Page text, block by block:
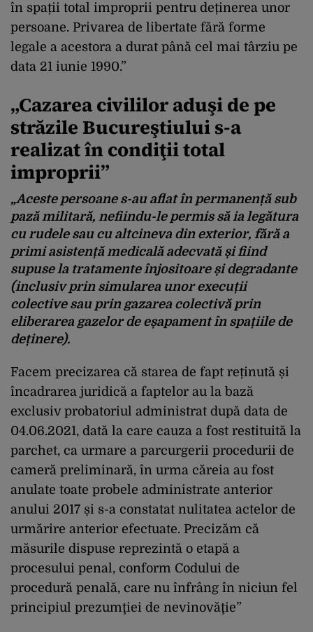
în spații total improprii pentru deținerea unor
persoane. Privarea de libertate fără forme
legale a acestora a durat până cel mai târziu pe
data 21 iunie 1990.”
„Cazarea civililor aduşi de pe
străzile Bucureştiului s-a
realizat în condiţii total
improprii”
„Aceste persoane s-au aflat în permanență sub
pază militară, nefiindu-le permis să ia legătura
cu rudele sau cu altcineva din exterior, fără a
primi asistență medicală adecvată și fiind
supuse la tratamente înjositoare și degradante
(inclusiv prin simularea unor execuții
colective sau prin gazarea colectivă prin
eliberarea gazelor de eșapament în spațiile de
deținere).
Facem precizarea că starea de fapt reținută și
încadrarea juridică a faptelor au la bază
exclusiv probatoriul administrat după data de
04.06.2021, dată la care cauza a fost restituită la
parchet, ca urmare a parcurgerii procedurii de
cameră preliminară, în urma căreia au fost
anulate toate probele administrate anterior
anului 2017 și s-a constatat nulitatea actelor de
urmărire anterior efectuate. Precizăm că
măsurile dispuse reprezintă o etapă a
procesului penal, conform Codului de
procedură penală, care nu înfrâng în niciun fel
principiul prezumţiei de nevinovăţie”